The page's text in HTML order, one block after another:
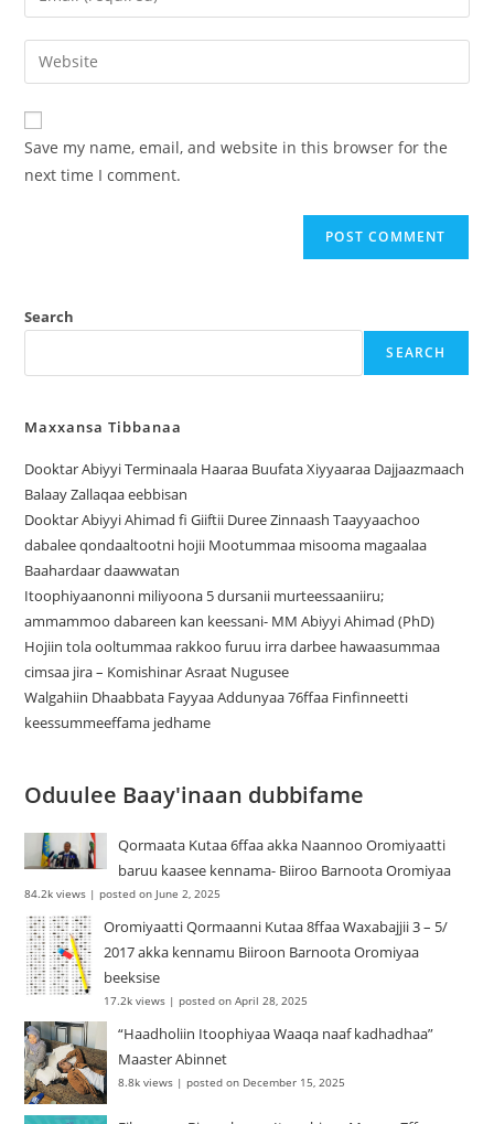
Save my name, email, and website in this browser for the
next time I comment.
Search
SEARCH
Maxxansa Tibbanaa
Dooktar Abiyyi Terminaala Haaraa Buufata Xiyyaaraa Dajjaazmaach
Balaay Zallaqaa eebbisan
Dooktar Abiyyi Ahimad fi Giiftii Duree Zinnaash Taayyaachoo
dabalee qondaaltootni hojii Mootummaa misooma magaalaa
Baahardaar daawwatan
Itoophiyaanonni miliyoona 5 dursanii murteessaaniiru;
ammammoo dabareen kan keessani- MM Abiyyi Ahimad (PhD)
Hojiin tola ooltummaa rakkoo furuu irra darbee hawaasummaa
cimsaa jira – Komishinar Asraat Nugusee
Walgahiin Dhaabbata Fayyaa Addunyaa 76ffaa Finfinneetti
keessummeeffama jedhame
Oduulee Baay'inaan dubbifame
Qormaata Kutaa 6ffaa akka Naannoo Oromiyaatti
baruu kaasee kennama- Biiroo Barnoota Oromiyaa
84.2k views |posted on June 2, 2025
Oromiyaatti Qormaanni Kutaa 8ffaa Waxabajjii 3 – 5/
2017 akka kennamu Biiroon Barnoota Oromiyaa
beeksise
17.2k views |posted on April 28, 2025
“Haadholiin Itoophiyaa Waaqa naaf kadhadhaa”
Maaster Abinnet
8.8k views |posted on December 15, 2025